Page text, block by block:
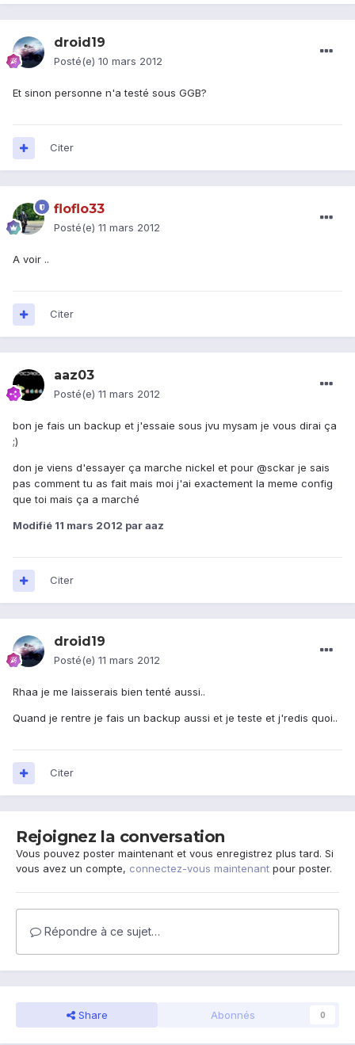
droid19
Posté(e) 10 mars 2012
Et sinon personne n'a testé sous GGB?
Citer
floflo33
Posté(e) 11 mars 2012
A voir ..
Citer
aaz03
Posté(e) 11 mars 2012
bon je fais un backup et j'essaie sous jvu mysam je vous dirai ça
;)
don je viens d'essayer ça marche nickel et pour @sckar je sais
pas comment tu as fait mais moi j'ai exactement la meme config
que toi mais ça a marché
Modifié 11 mars 2012 par aaz
Citer
droid19
Posté(e) 11 mars 2012
Rhaa je me laisserais bien tenté aussi..
Quand je rentre je fais un backup aussi et je teste et j'redis quoi..
Citer
Rejoignez la conversation
Vous pouvez poster maintenant et vous enregistrez plus tard. Si
vous avez un compte, connectez-vous maintenant pour poster.
Répondre à ce sujet…
Share Abonnés 0